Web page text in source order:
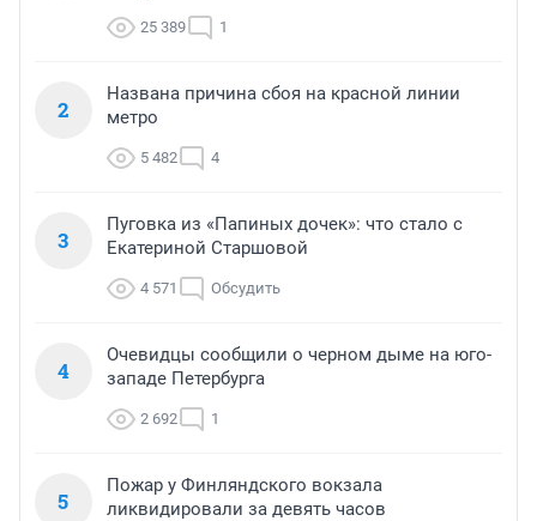
25 389 1
2
Названа причина сбоя на красной линии
метро
5 482 4
3
Пуговка из «Папиных дочек»: что стало с
Екатериной Старшовой
4 571 Обсудить
4
Очевидцы сообщили о черном дыме на юго-
западе Петербурга
2 692 1
5
Пожар у Финляндского вокзала
ликвидировали за девять часов